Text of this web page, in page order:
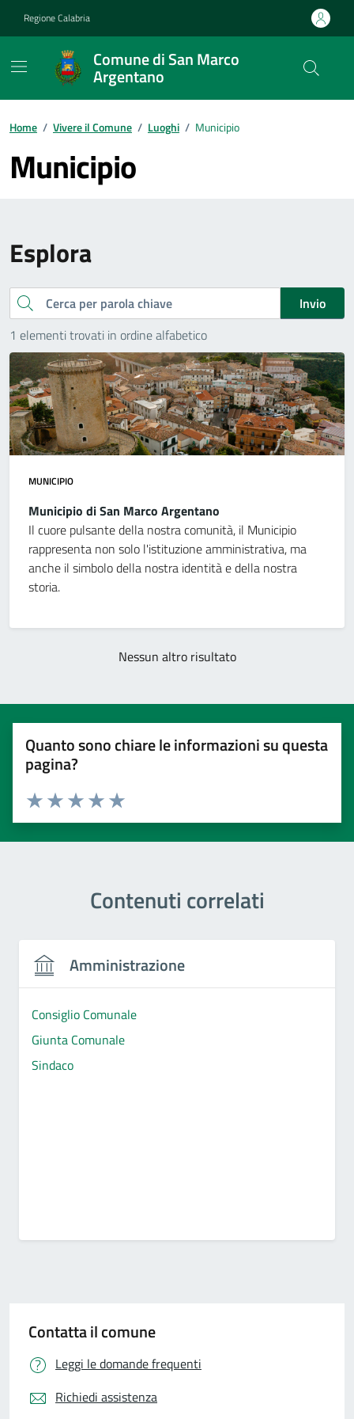
Regione Calabria
Comune di San Marco
Argentano
Home / Vivere il Comune / Luoghi / Municipio
Municipio
Esplora
Cerca
Invio
1 elementi trovati in ordine alfabetico
MUNICIPIO
Municipio di San Marco Argentano
Il cuore pulsante della nostra comunità, il Municipio
rappresenta non solo l'istituzione amministrativa, ma
anche il simbolo della nostra identità e della nostra
storia.
Nessun altro risultato
Quanto sono chiare le informazioni su questa
pagina?
Valuta 5 stelle su 5
Valuta 4 stelle su 5
Valuta 3 stelle su 5
Valuta 2 stelle su 5
Valuta 1 stelle su 5
Contenuti correlati
Amministrazione
Consiglio Comunale
Giunta Comunale
Sindaco
Contatta il comune
Leggi le domande frequenti
Richiedi assistenza